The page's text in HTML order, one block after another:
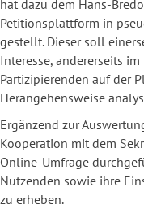
hat dazu dem Hans-
Petitionsplattform in
gestellt. Dieser soll
Interesse, andererseits
Partizipierenden auf der
Herangehensweise
Ergänzend zur
Kooperation mit dem
Online-Umfrage
Nutzenden sowie ihre
zu erheben.